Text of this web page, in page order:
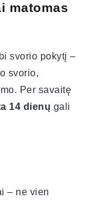
matomas
svorio pokytį –
svorio,
Per savaitę
14 dienų gali
– ne vien